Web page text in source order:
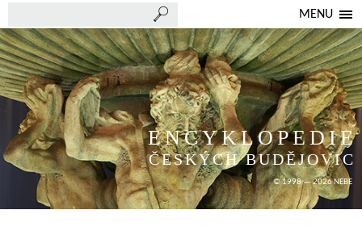
MENU
ENCYKLOPEDIE
ČESKÝCH BUDĚJOVIC
© 1998 — 2026 NEBE